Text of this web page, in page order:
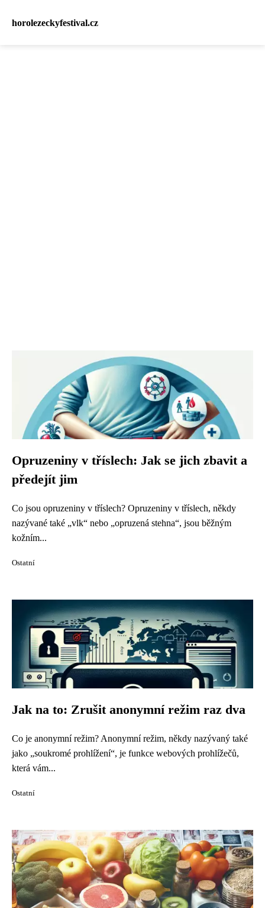
horolezeckyfestival.cz
Opruzeniny v tříslech: Jak se jich zbavit a
předejít jim
Co jsou opruzeniny v tříslech? Opruzeniny v tříslech, někdy
nazývané také „vlk“ nebo „opruzená stehna“, jsou běžným
kožním...
Ostatní
Jak na to: Zrušit anonymní režim raz dva
Co je anonymní režim? Anonymní režim, někdy nazývaný také
jako „soukromé prohlížení“, je funkce webových prohlížečů,
která vám...
Ostatní